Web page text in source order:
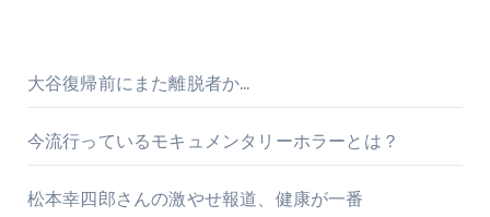
大谷復帰前にまた離脱者か…
今流行っているモキュメンタリーホラーとは？
松本幸四郎さんの激やせ報道、健康が一番